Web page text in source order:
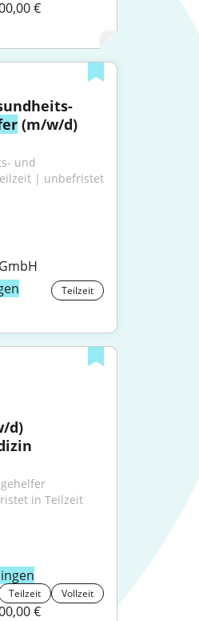
€
(m/w/d)
und
| unbefristet
Teilzeit
d)
in Teilzeit
Teilzeit Vollzeit
€